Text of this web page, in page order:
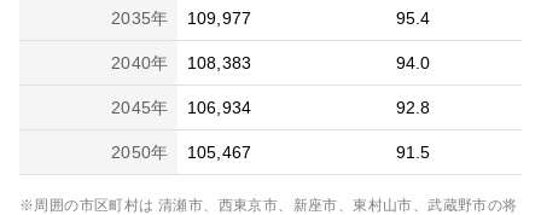
2035年 109,977 95.4
2040年 108,383 94.0
2045年 106,934 92.8
2050年 105,467 91.5
※周囲の市区町村は 清瀬市、西東京市、新座市、東村山市、武蔵野市の将